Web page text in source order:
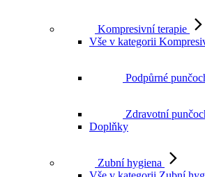
Vše v kategorii
Vše v kategorii Zubní